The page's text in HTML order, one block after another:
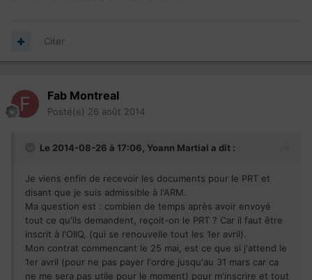
Citer
Fab Montreal
Posté(e) 26 août 2014
Le 2014-08-26 à 17:06, Yoann Martial a dit :
Je viens enfin de recevoir les documents pour le PRT et
disant que je suis admissible à l'ARM.
Ma question est : combien de temps après avoir envoyé
tout ce qu'ils demandent, reçoit-on le PRT ? Car il faut être
inscrit à l'OIIQ, (qui se renouvelle tout les 1er avril).
Mon contrat commencant le 25 mai, est ce que si j'attend le
1er avril (pour ne pas payer l'ordre jusqu'au 31 mars car ca
ne me sera pas utile pour le moment) pour m'inscrire et tout